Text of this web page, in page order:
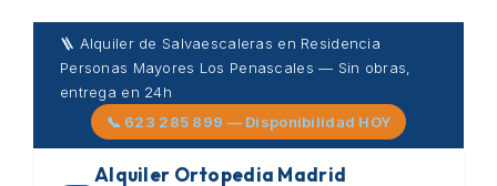
Skip
content
🪜 Alquiler de Salvaescaleras en Residencia
Personas Mayores Los Penascales — Sin obras,
entrega en 24h
📞 623 285 899 — Disponibilidad HOY
Alquiler Ortopedia Madrid